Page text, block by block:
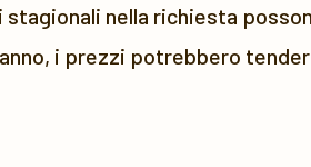
stagionali nella richiesta
i prezzi potrebbero